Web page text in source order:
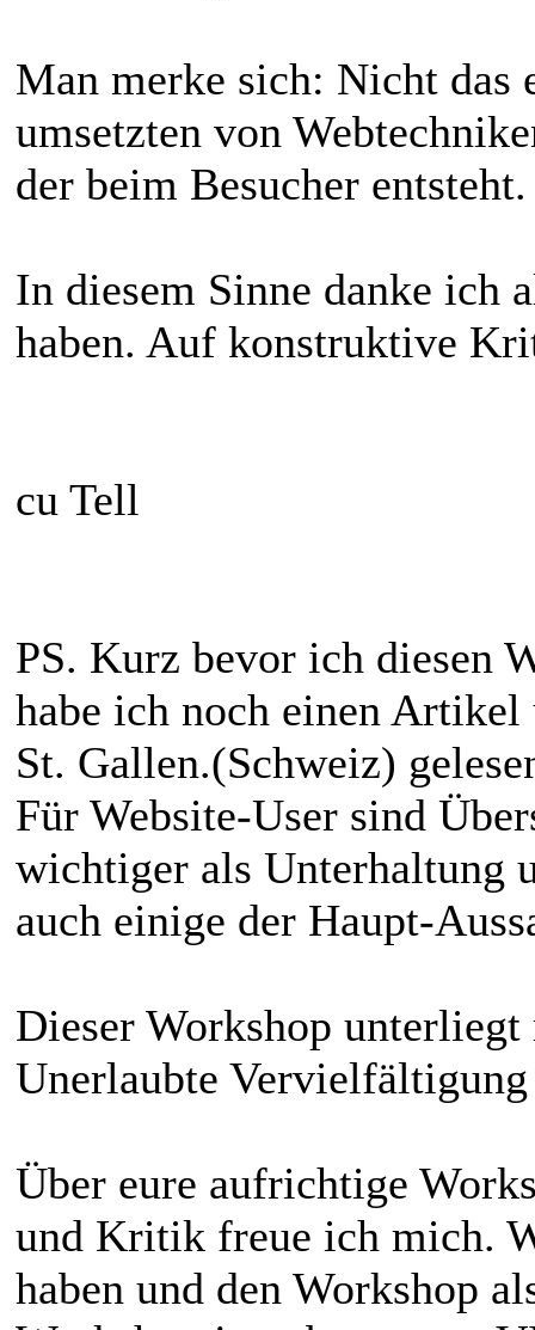
Man merke sich: Nicht das
umsetzten von
der beim Besucher entsteht.
In diesem Sinne danke ich
haben. Auf konstruktive
cu Tell
PS. Kurz bevor ich diesen
habe ich noch einen
St. Gallen.(Schweiz)
Für Website-User sind
wichtiger als Unterhaltung
auch einige der Haupt-
Dieser Workshop
Unerlaubte
Über eure aufrichtige
und Kritik freue ich mich.
haben und den Workshop